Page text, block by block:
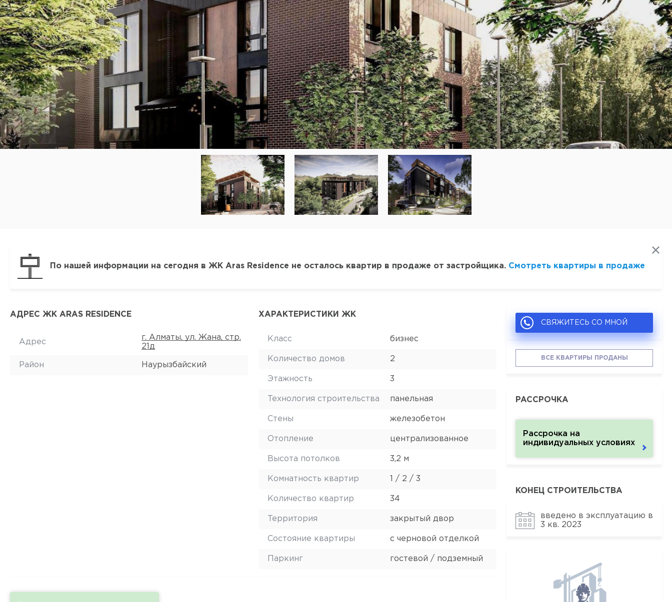
По нашей информации на сегодня в ЖК Aras Residence не осталось квартир в продаже от застройщика. Смотреть квартиры в продаже
АДРЕС ЖК ARAS RESIDENCE
Адрес
г. Алматы, ул. Жана, стр.
21д
Район Наурызбайский
ХАРАКТЕРИСТИКИ ЖК
Класс бизнес
Количество домов 2
Этажность 3
Технология строительства панельная
Стены железобетон
Отопление централизованное
Высота потолков 3,2 м
Комнатность квартир 1 / 2 / 3
Количество квартир 34
Территория закрытый двор
Состояние квартиры с черновой отделкой
Паркинг гостевой / подземный
СВЯЖИТЕСЬ СО МНОЙ
ВСЕ КВАРТИРЫ ПРОДАНЫ
РАССРОЧКА
Рассрочка на
индивидуальных условиях
КОНЕЦ СТРОИТЕЛЬСТВА
введено в эксплуатацию в
3 кв. 2023